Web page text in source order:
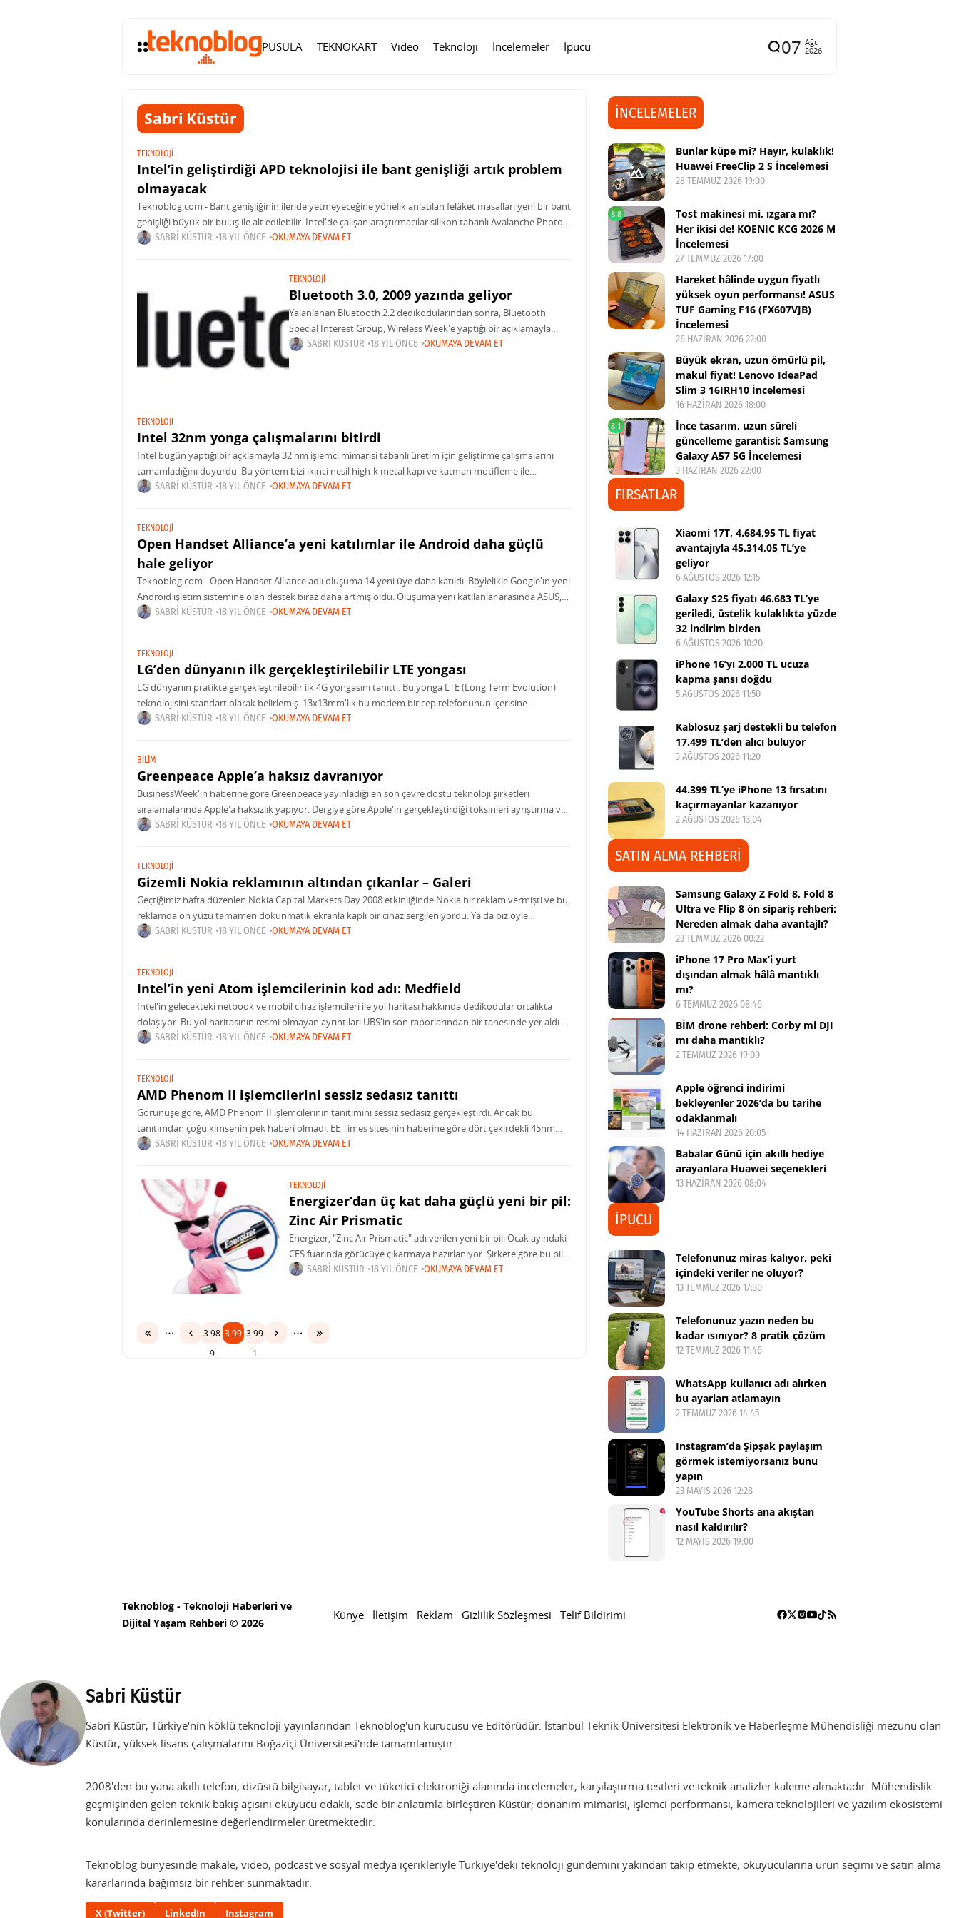
PUSULA TEKNOKART Video Teknoloji İncelemeler İpucu 07 Ağu
2026
Sabri Küstür
TEKNOLOJI
Intel’in geliştirdiği APD teknolojisi ile bant genişliği artık problem
olmayacak
Teknoblog.com - Bant genişliğinin ileride yetmeyeceğine yönelik anlatılan felâket masalları yeni bir bant
genişliği büyük bir buluş ile alt edilebilir. Intel'de çalışan araştırmacılar silikon tabanlı Avalanche Photo
Detector (APD -
SABRI KÜSTÜR 18 YIL ÖNCE OKUMAYA DEVAM ET
TEKNOLOJI
Bluetooth 3.0, 2009 yazında geliyor
Yalanlanan Bluetooth 2.2 dedikodularından sonra, Bluetooth
Special Interest Group, Wireless Week'e yaptığı bir açıklamayla
Bluetooth'un daha yüksek hızlara olanak veren bir tanımlamasının
SABRI KÜSTÜR 18 YIL ÖNCE OKUMAYA DEVAM ET
TEKNOLOJI
Intel 32nm yonga çalışmalarını bitirdi
Intel bugün yaptığı bir açklamayla 32 nm işlemci mimarisi tabanlı üretim için geliştirme çalışmalarını
tamamladığını duyurdu. Bu yöntem bizi ikinci nesil high-k metal kapı ve katman motifleme ile
tranzistör yapımı
SABRI KÜSTÜR 18 YIL ÖNCE OKUMAYA DEVAM ET
TEKNOLOJI
Open Handset Alliance’a yeni katılımlar ile Android daha güçlü
hale geliyor
Teknoblog.com - Open Handset Alliance adlı oluşuma 14 yeni üye daha katıldı. Böylelikle Google'ın yeni
Android işletim sistemine olan destek biraz daha artmış oldu. Oluşuma yeni katılanlar arasında ASUS,
SonySABRI KÜSTÜR 18 YIL ÖNCE OKUMAYA DEVAM ET
TEKNOLOJI
LG’den dünyanın ilk gerçekleştirilebilir LTE yongası
LG dünyanın pratikte gerçekleştirilebilir ilk 4G yongasını tanıttı. Bu yonga LTE (Long Term Evolution)
teknolojisini standart olarak belirlemiş. 13x13mm'lik bu modem bir cep telefonunun içerisine
yerleştirilebilecek boyutlara sahip. Ayrıca LTE'nin
SABRI KÜSTÜR 18 YIL ÖNCE OKUMAYA DEVAM ET
BILIM
Greenpeace Apple’a haksız davranıyor
BusinessWeek'in haberine göre Greenpeace yayınladığı en son çevre dostu teknoloji şirketleri
sıralamalarında Apple'a haksızlık yapıyor. Dergiye göre Apple'ın gerçekleştirdiği toksinleri ayrıştırma ve
geri dönüştürülemeyen materyalleri notebooklarında, iPhone ve iPod'larında kullanmama
SABRI KÜSTÜR 18 YIL ÖNCE OKUMAYA DEVAM ET
TEKNOLOJI
Gizemli Nokia reklamının altından çıkanlar – Galeri
Geçtiğimiz hafta düzenlen Nokia Capital Markets Day 2008 etkinliğinde Nokia bir reklam vermişti ve bu
reklamda ön yüzü tamamen dokunmatik ekranla kaplı bir cihaz sergileniyordu. Ya da biz öyle
zannediyorduk.
SABRI KÜSTÜR 18 YIL ÖNCE OKUMAYA DEVAM ET
TEKNOLOJI
Intel’in yeni Atom işlemcilerinin kod adı: Medfield
Intel'in gelecekteki netbook ve mobil cihaz işlemcileri ile yol haritası hakkında dedikodular ortalıkta
dolaşıyor. Bu yol haritasının resmi olmayan ayrıntıları UBS'in son raporlarından bir tanesinde yer aldı.
Yol haritası daha
SABRI KÜSTÜR 18 YIL ÖNCE OKUMAYA DEVAM ET
TEKNOLOJI
AMD Phenom II işlemcilerini sessiz sedasız tanıttı
Görünüşe göre, AMD Phenom II işlemcilerinin tanıtımını sessiz sedasız gerçekleştirdi. Ancak bu
tanıtımdan çoğu kimsenin pek haberi olmadı. EE Times sitesinin haberine göre dört çekirdekli 45nm
yonga hem DDR2 hem
SABRI KÜSTÜR 18 YIL ÖNCE OKUMAYA DEVAM ET
TEKNOLOJI
Energizer’dan üç kat daha güçlü yeni bir pil:
Zinc Air Prismatic
Energizer, "Zinc Air Prismatic" adı verilen yeni bir pili Ocak ayındaki
CES fuarında görücüye çıkarmaya hazırlanıyor. Şirkete göre bu pil,
benzer alkalin ve lityum-iyon pillere göre üç kat daha fazla
SABRI KÜSTÜR 18 YIL ÖNCE OKUMAYA DEVAM ET
3.98
9
3.99 3.99
1
İNCELEMELER
Bunlar küpe mi? Hayır, kulaklık!
Huawei FreeClip 2 S İncelemesi
28 TEMMUZ 2026 19:00
8.8
Tost makinesi mi, ızgara mı?
Her ikisi de! KOENIC KCG 2026 M
İncelemesi
27 TEMMUZ 2026 17:00
Hareket hâlinde uygun fiyatlı
yüksek oyun performansı! ASUS
TUF Gaming F16 (FX607VJB)
İncelemesi
26 HAZIRAN 2026 22:00
Büyük ekran, uzun ömürlü pil,
makul fiyat! Lenovo IdeaPad
Slim 3 16IRH10 İncelemesi
16 HAZIRAN 2026 18:00
8.1
İnce tasarım, uzun süreli
güncelleme garantisi: Samsung
Galaxy A57 5G İncelemesi
3 HAZIRAN 2026 22:00
FIRSATLAR
Xiaomi 17T, 4.684,95 TL fiyat
avantajıyla 45.314,05 TL’ye
geliyor
6 AĞUSTOS 2026 12:15
Galaxy S25 fiyatı 46.683 TL’ye
geriledi, üstelik kulaklıkta yüzde
32 indirim birden
6 AĞUSTOS 2026 10:20
iPhone 16’yı 2.000 TL ucuza
kapma şansı doğdu
5 AĞUSTOS 2026 11:50
Kablosuz şarj destekli bu telefon
17.499 TL’den alıcı buluyor
3 AĞUSTOS 2026 11:20
44.399 TL’ye iPhone 13 fırsatını
kaçırmayanlar kazanıyor
2 AĞUSTOS 2026 13:04
SATIN ALMA REHBERİ
Samsung Galaxy Z Fold 8, Fold 8
Ultra ve Flip 8 ön sipariş rehberi:
Nereden almak daha avantajlı?
23 TEMMUZ 2026 00:22
iPhone 17 Pro Max’i yurt
dışından almak hâlâ mantıklı
mı?
6 TEMMUZ 2026 08:46
BİM drone rehberi: Corby mi DJI
mı daha mantıklı?
2 TEMMUZ 2026 19:00
Apple öğrenci indirimi
bekleyenler 2026’da bu tarihe
odaklanmalı
14 HAZIRAN 2026 20:05
Babalar Günü için akıllı hediye
arayanlara Huawei seçenekleri
13 HAZIRAN 2026 08:04
İPUCU
Telefonunuz miras kalıyor, peki
içindeki veriler ne oluyor?
13 TEMMUZ 2026 17:30
Telefonunuz yazın neden bu
kadar ısınıyor? 8 pratik çözüm
12 TEMMUZ 2026 11:46
WhatsApp kullanıcı adı alırken
bu ayarları atlamayın
2 TEMMUZ 2026 14:45
Instagram’da Şipşak paylaşım
görmek istemiyorsanız bunu
yapın
23 MAYIS 2026 12:28
YouTube Shorts ana akıştan
nasıl kaldırılır?
12 MAYIS 2026 19:00
Teknoblog - Teknoloji Haberleri ve
Dijital Yaşam Rehberi © 2026
Künye İletişim Reklam Gizlilik Sözleşmesi Telif Bildirimi
Sabri Küstür
Sabri Küstür, Türkiye'nin köklü teknoloji yayınlarından Teknoblog'un kurucusu ve Editörüdür. İstanbul Teknik Üniversitesi Elektronik ve Haberleşme Mühendisliği mezunu olan
Küstür, yüksek lisans çalışmalarını Boğaziçi Üniversitesi'nde tamamlamıştır.
2008'den bu yana akıllı telefon, dizüstü bilgisayar, tablet ve tüketici elektroniği alanında incelemeler, karşılaştırma testleri ve teknik analizler kaleme almaktadır. Mühendislik
geçmişinden gelen teknik bakış açısını okuyucu odaklı, sade bir anlatımla birleştiren Küstür; donanım mimarisi, işlemci performansı, kamera teknolojileri ve yazılım ekosistemi
konularında derinlemesine değerlendirmeler üretmektedir.
Teknoblog bünyesinde makale, video, podcast ve sosyal medya içerikleriyle Türkiye'deki teknoloji gündemini yakından takip etmekte; okuyucularına ürün seçimi ve satın alma
kararlarında bağımsız bir rehber sunmaktadır.
X (Twitter) LinkedIn Instagram